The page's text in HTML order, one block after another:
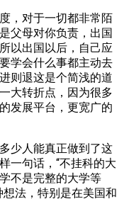
，对于一切都非常陌
父母对你负责，出国
以出国以后，自己应
学会什么事都主动去
则退这是个简浅的道
大转折点，因为很多
发展平台，更宽广的
少人能真正做到了这
一句话，“不挂科的大
不是完整的大学等
法，特别是在美国和